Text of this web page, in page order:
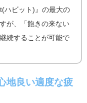
ハビット)』の最大の
が、「飽きの来ない
続することが可能で
地良い適度な疲